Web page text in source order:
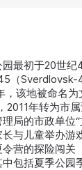
最初于20世
（Sverdlovsk-
该地被命名为
年转为市
局的市政单位
与儿童举办游
营的探险闯关
包括夏季公园